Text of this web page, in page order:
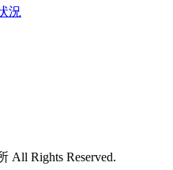
況
All Rights Reserved.